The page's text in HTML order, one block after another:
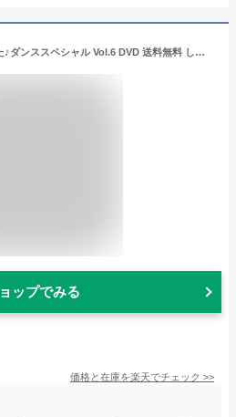
しまじろうのわお！うた♪ダンススペシャル Vol.6 DVD 送料無料 しまじろう ダンス 歌 アニメ 子ども 子供 幼児 2歳 2歳半 3歳 4歳 5歳 幼稚園 保育園 文字 自宅 学習 頭がよくなる 入園祝い 誕生日プレゼント ギフト プレゼント
ップでみる
価格と在庫を楽天でチェック >>